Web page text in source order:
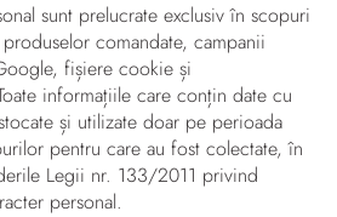
sunt prelucrate exclusiv în scopuri
comandate, campanii
fișiere cookie și
informațiile care conțin date cu
și utilizate doar pe perioada
pentru care au fost colectate, în
Legii nr. 133/2011 privind
personal.